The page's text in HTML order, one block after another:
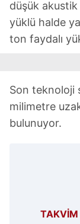
düşük
yüklü halde
ton faydalı
Son teknoloji
milimetre
bulunuyor.
TAKVİM